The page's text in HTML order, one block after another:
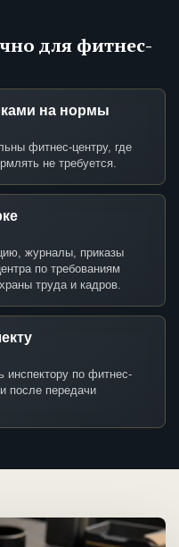
для фитнес-
на нормы
фитнес-центру, где
не требуется.
журналы, приказы
по требованиям
труда и кадров.
инспектору по фитнес-
после передачи